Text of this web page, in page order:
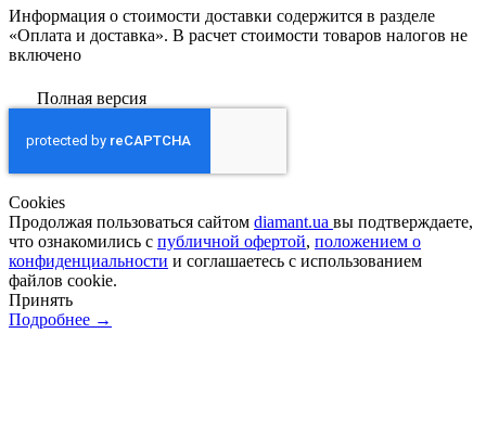
Информация о стоимости доставки содержится в разделе
«Оплата и доставка». В расчет стоимости товаров налогов не
включено
Полная версия
Сookies
Продолжая пользоваться сайтом diamant.ua вы подтверждаете,
что ознакомились с публичной офертой, положением о
конфиденциальности и соглашаетесь с использованием
файлов cookie.
Принять
Подробнее →